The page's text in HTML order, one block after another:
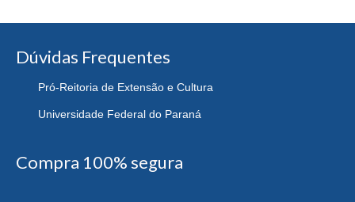
Dúvidas Frequentes
Pró-Reitoria de Extensão e Cultura
Universidade Federal do Paraná
Compra 100% segura